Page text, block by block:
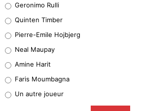
32%
5%
1%
9%
Geronimo Rulli
Quinten Timber
Pierre-Emile Hojbjerg
Neal Maupay
Amine Harit
Faris Moumbagna
Un autre joueur